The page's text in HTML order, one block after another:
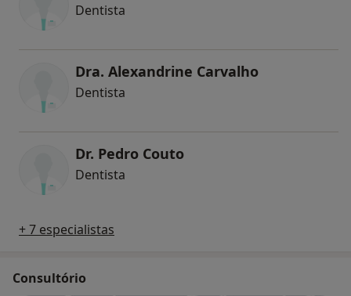
Dentista
Dra. Alexandrine Carvalho
Dentista
Dr. Pedro Couto
Dentista
+ 7 especialistas
Consultório